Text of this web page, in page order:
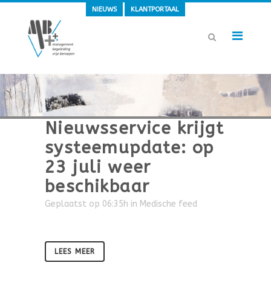
NIEUWS KLANTPORTAAL
Nieuwsservice krijgt
systeemupdate: op
23 juli weer
beschikbaar
Geplaatst op 06:35h in Medische feed
LEES MEER